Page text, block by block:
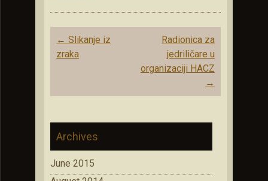
Post
navigation
← Slikanje iz
zraka
Radionica za
jedriličare u
organizaciji HACZ
→
Archives
June 2015